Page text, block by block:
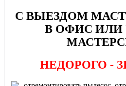
С ВЫЕЗДОМ
В ОФИС ИЛИ
НЕДОРОГО -